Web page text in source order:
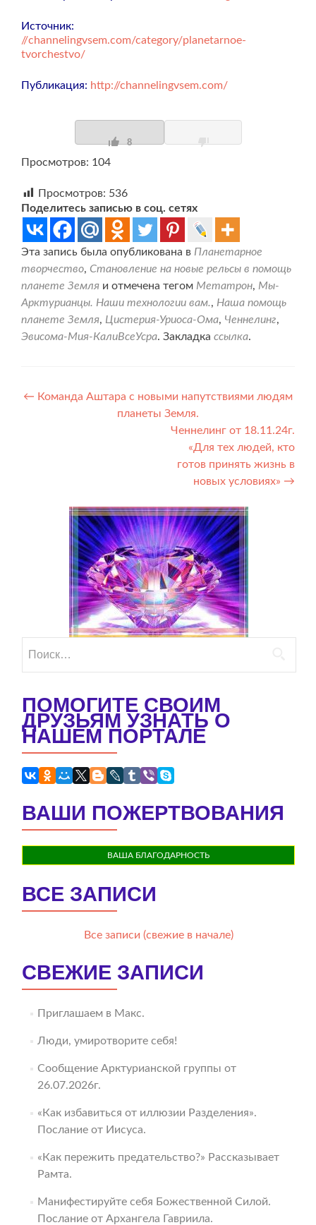
Источник:
//channelingvsem.com/category/planetarnoe-
tvorchestvo/
Публикация: http://channelingvsem.com/
8
Просмотров: 104
Просмотров: 536
Поделитесь записью в соц. сетях
Эта запись была опубликована в Планетарное
творчество, Становление на новые рельсы в помощь
планете Земля и отмечена тегом Метатрон, Мы-
Арктурианцы. Наши технологии вам., Наша помощь
планете Земля, Цистерия-Уриоса-Ома, Ченнелинг,
Эвисома-Мия-КалиВсеУсра. Закладка ссылка.
Навигация
← Команда Аштара с новыми напутствиями людям
планеты Земля.
Ченнелинг от 18.11.24г.
«Для тех людей, кто
готов принять жизнь в
новых условиях» →
ПОМОГИТЕ СВОИМ
ДРУЗЬЯМ УЗНАТЬ О
НАШЕМ ПОРТАЛЕ
ВАШИ ПОЖЕРТВОВАНИЯ
ВАША БЛАГОДАРНОСТЬ
ВСЕ ЗАПИСИ
Все записи (свежие в начале)
СВЕЖИЕ ЗАПИСИ
Приглашаем в Макс.
Люди, умиротворите себя!
Сообщение Арктурианской группы от
26.07.2026г.
«Как избавиться от иллюзии Разделения».
Послание от Иисуса.
«Как пережить предательство?» Рассказывает
Рамта.
Манифестируйте себя Божественной Силой.
Послание от Архангела Гавриила.